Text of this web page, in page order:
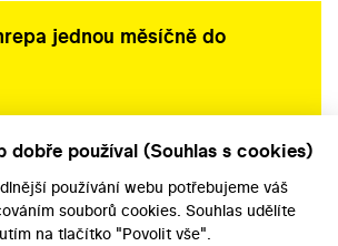
jednou měsíčně do
dobře používal (Souhlas s cookies)
používání webu potřebujeme váš
souborů cookies. Souhlas udělíte
na tlačítko "Povolit vše".